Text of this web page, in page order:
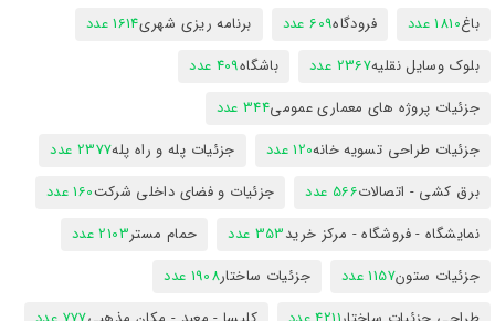
باغ1810 عدد فرودگاه609 عدد برنامه ریزی شهری1614 عدد
بلوک وسایل نقلیه2367 عدد باشگاه409 عدد
جزئیات پروژه های معماری عمومی344 عدد
جزئیات طراحی تسویه خانه120 عدد جزئیات پله و راه پله2377 عدد
برق کشی - اتصالات566 عدد جزئیات و فضای داخلی شرکت160 عدد
نمایشگاه - فروشگاه - مرکز خرید353 عدد حمام مستر2103 عدد
جزئیات ستون1157 عدد جزئیات ساختار1908 عدد